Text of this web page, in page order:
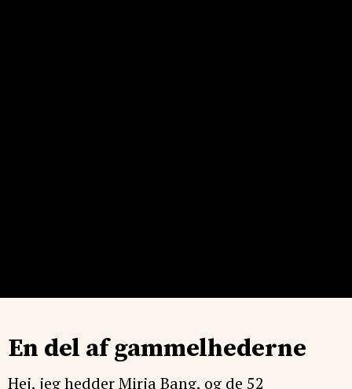
En del af gammelhederne
Hej, jeg hedder Mirja Bang, og de 52